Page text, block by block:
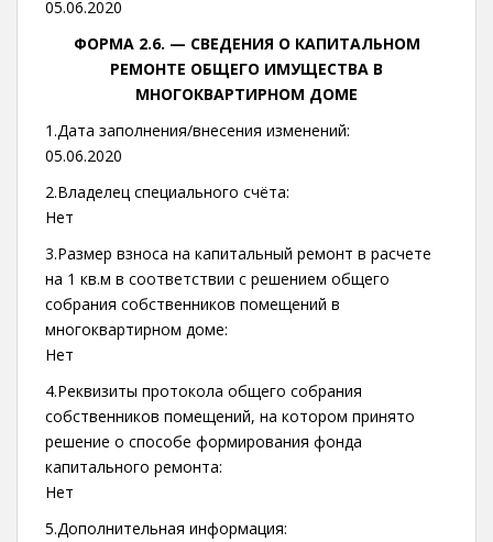
05.06.2020
ФОРМА 2.6. — СВЕДЕНИЯ О КАПИТАЛЬНОМ
РЕМОНТЕ ОБЩЕГО ИМУЩЕСТВА В
МНОГОКВАРТИРНОМ ДОМЕ
1.Дата заполнения/внесения изменений:
05.06.2020
2.Владелец специального счёта:
Нет
3.Размер взноса на капитальный ремонт в расчете
на 1 кв.м в соответствии с решением общего
собрания собственников помещений в
многоквартирном доме:
Нет
4.Реквизиты протокола общего собрания
собственников помещений, на котором принято
решение о способе формирования фонда
капитального ремонта:
Нет
5.Дополнительная информация: